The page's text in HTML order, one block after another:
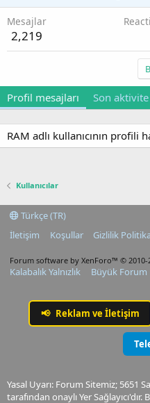
Mesajlar
2,219
Profil mesajları Son aktivite
RAM adlı kullanıcının profili
Kullanıcılar
Türkçe (TR)
İletişim
Koşullar Gizlilik
Forum software by XenForo™ © 2010-
Kalabalık Yalnızlık Büyük Forum
📢 Reklam ve İletişim
Yasal Uyarı: Forum Sitemiz; 5651
tarafından onaylı Yer